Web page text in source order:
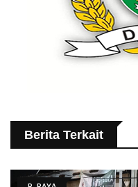
Berita Terkait